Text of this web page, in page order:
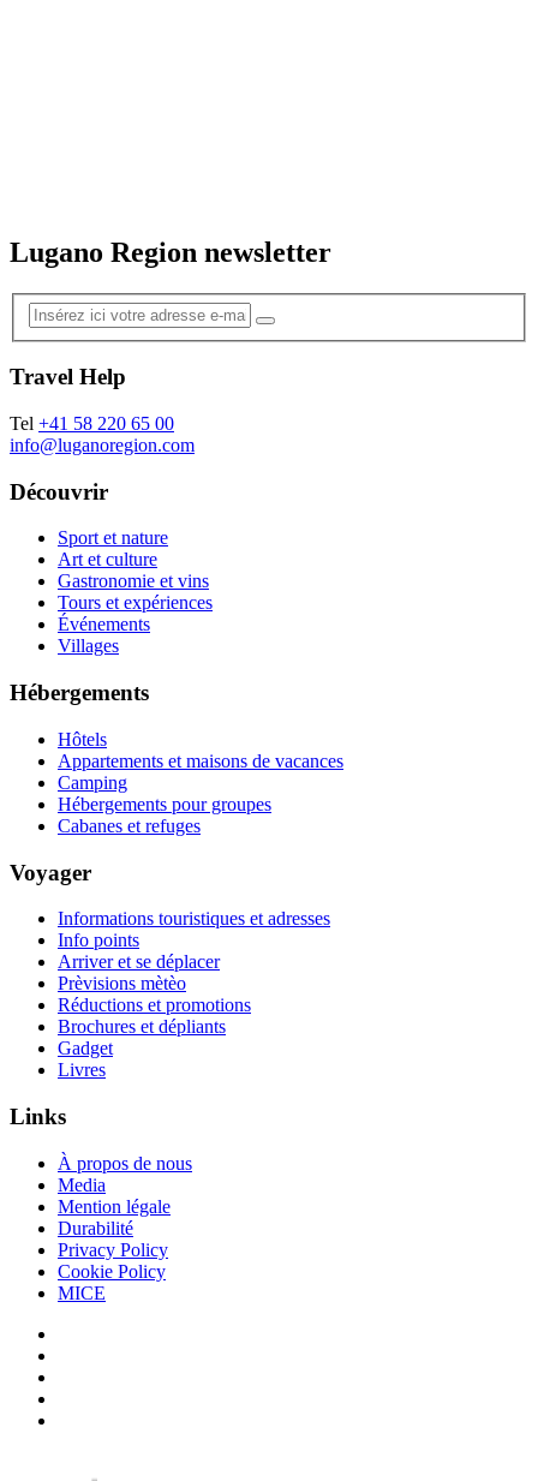
Lugano Region newsletter
Travel Help
Tel +41 58 220 65 00
info@luganoregion.com
Découvrir
Sport et nature
Art et culture
Gastronomie et vins
Tours et expériences
Événements
Villages
Hébergements
Hôtels
Appartements et maisons de vacances
Camping
Hébergements pour groupes
Cabanes et refuges
Voyager
Informations touristiques et adresses
Info points
Arriver et se déplacer
Prèvisions mètèo
Réductions et promotions
Brochures et dépliants
Gadget
Livres
Links
À propos de nous
Media
Mention légale
Durabilité
Privacy Policy
Cookie Policy
MICE